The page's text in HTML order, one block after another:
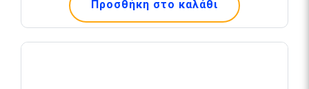
Προσθήκη στο καλάθι